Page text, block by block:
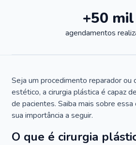
+50 mil
agendamentos
Seja um procedimento reparador ou
estético, a cirurgia plástica é capaz
de pacientes. Saiba mais sobre essa
sua importância a seguir.
O que é cirurgia